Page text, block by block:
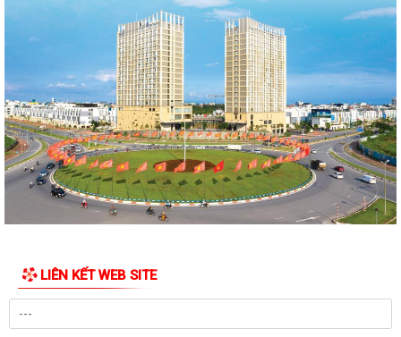
Quyết định về việc thu hồi đất để GPMB thực hiện Dự án: Mở rộng
đường Lý Thái Tông kéo dài (đoạn...
Quyết định Về việc thu hồi đất để GPMB thực hiện Dự án: Mở rộng
đường Lý Thái Tông kéo dài (đoạn...
Quyết định Về việc thu hồi đất để GPMB thực hiện Dự án: Mở rộng
đường Lý Thái Tông kéo dài (đoạn...
Quyết định Về việc thu hồi đất để GPMB thực hiện Dự án: Mở rộng
đường Lý Thái Tông kéo dài (đoạn...
đường Lý Thái Tông kéo dài (đoạn...
19 điều Đảng viên không được làm
LIÊN KẾT WEB SITE